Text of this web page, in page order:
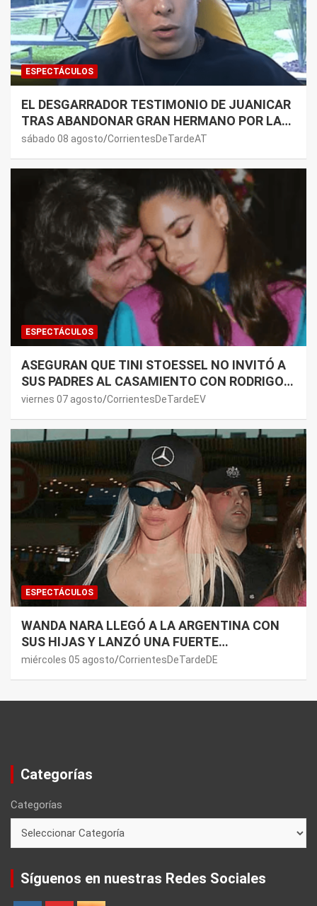
ESPECTÁCULOS
EL DESGARRADOR TESTIMONIO DE JUANICAR
TRAS ABANDONAR GRAN HERMANO POR LA
SALUD DE SU MAMÁ.
sábado 08 agosto CorrientesDeTardeAT
ESPECTÁCULOS
ASEGURAN QUE TINI STOESSEL NO INVITÓ A
SUS PADRES AL CASAMIENTO CON RODRIGO
DE PAUL: LOS MOTIVOS
viernes 07 agosto CorrientesDeTardeEV
ESPECTÁCULOS
WANDA NARA LLEGÓ A LA ARGENTINA CON
SUS HIJAS Y LANZÓ UNA FUERTE
PREMONICIÓN SOBRE MAURO ICARDI
miércoles 05 agosto CorrientesDeTardeDE
Categorías
Categorías
Síguenos en nuestras Redes Sociales